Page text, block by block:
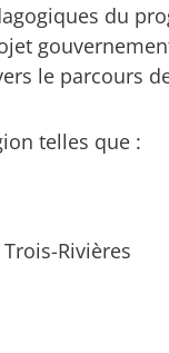
du
le parcours
telles que :
Rivières